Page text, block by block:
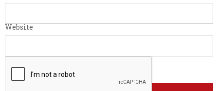
Website